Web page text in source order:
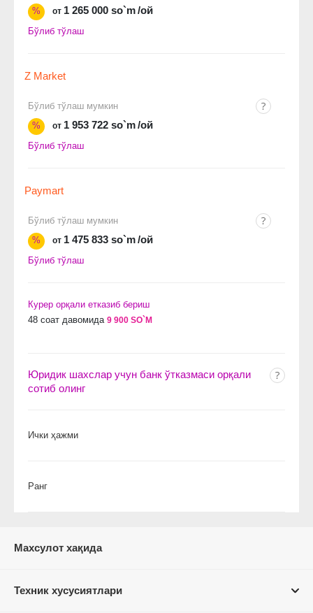
% от 1 265 000 so`m/ой
Бўлиб тўлаш
Z Market
Бўлиб тўлаш мумкин
%
от 1 953 722 so`m/ой
Бўлиб тўлаш
Paymart
Бўлиб тўлаш мумкин
%
от 1 475 833 so`m/ой
Бўлиб тўлаш
Курер орқали етказиб бериш
48 соат давомида 9 900 SO`M
Юридик шахслар учун банк ўтказмаси орқали
сотиб олинг
Ички ҳажми
Ранг
Махсулот хақида
Техник хусусиятлари